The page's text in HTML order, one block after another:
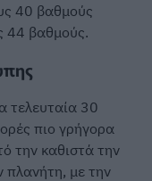
40 βαθμούς
44 βαθμούς.
τελευταία 30
πιο γρήγορα
την καθιστά την
πλανήτη, με την